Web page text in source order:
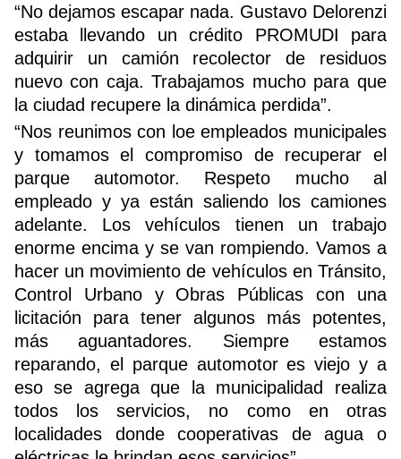
“No dejamos escapar nada. Gustavo Delorenzi
estaba llevando un crédito PROMUDI para
adquirir un camión recolector de residuos
nuevo con caja. Trabajamos mucho para que
la ciudad recupere la dinámica perdida”.
“Nos reunimos con loe empleados municipales
y tomamos el compromiso de recuperar el
parque automotor. Respeto mucho al
empleado y ya están saliendo los camiones
adelante. Los vehículos tienen un trabajo
enorme encima y se van rompiendo. Vamos a
hacer un movimiento de vehículos en Tránsito,
Control Urbano y Obras Públicas con una
licitación para tener algunos más potentes,
más aguantadores. Siempre estamos
reparando, el parque automotor es viejo y a
eso se agrega que la municipalidad realiza
todos los servicios, no como en otras
localidades donde cooperativas de agua o